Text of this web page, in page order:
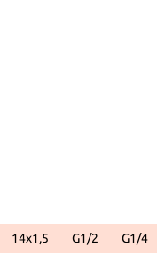
verfügbar.)nicht verfügbar.)
Option ist zurzeit nicht
14x1,5(Diese Option ist zurzeit
G1/2(Diese Option
G1/4